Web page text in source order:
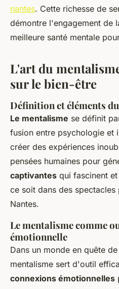
nantes. Cette richesse de
démontre l'engagement de
meilleure santé mentale
L'art du
sur le bien-être
Définition et éléments
Le mentalisme se définit
fusion entre psychologie et
créer des expériences
pensées humaines pour
captivantes qui fascinent
ce soit dans des
Nantes.
Le mentalisme comme
émotionnelle
Dans un monde en quête de
mentalisme sert d'outil
connexions émotionnelles